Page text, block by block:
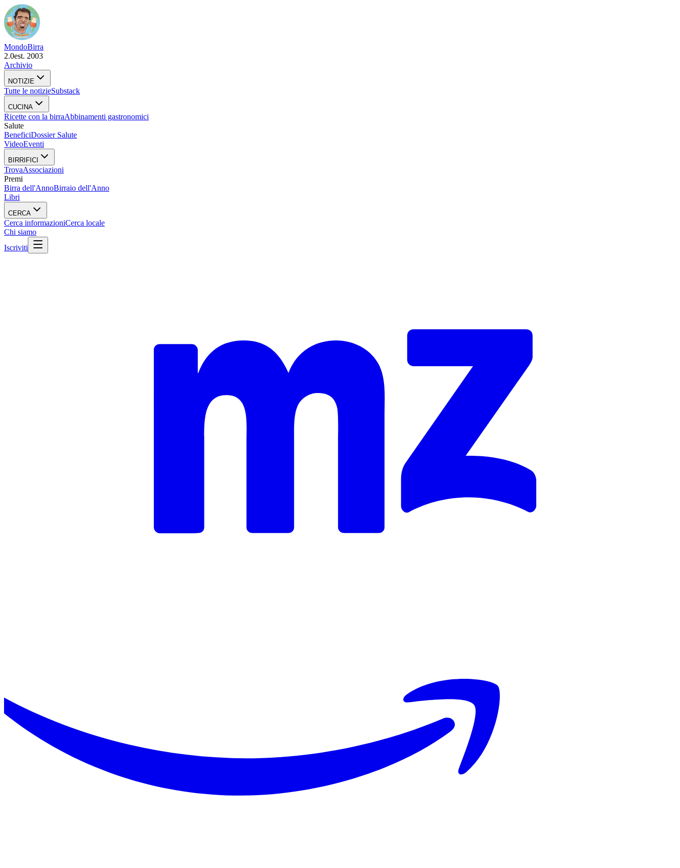
MondoBirra
2.0est. 2003
Archivio
NOTIZIE
Tutte le notizieSubstack
CUCINA
Ricette con la birraAbbinamenti gastronomici
Salute
BeneficiDossier Salute
VideoEventi
BIRRIFICI
TrovaAssociazioni
Premi
Birra dell'AnnoBirraio dell'Anno
Libri
CERCA
Cerca informazioniCerca locale
Chi siamo
Iscriviti